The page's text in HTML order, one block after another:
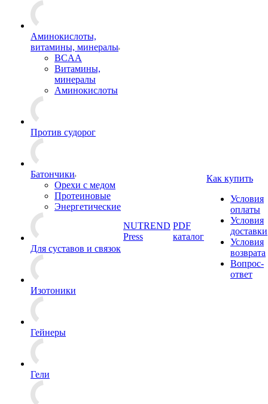
Аминокислоты,
витамины, минералы
BCAA
Витамины,
минералы
Аминокислоты
Против судорог
Батончики
Орехи с медом
Протеиновые
Энергетические
Для суставов и связок
Изотоники
Гейнеры
Гели
NUTREND
Press
PDF
каталог
Как купить
Условия
оплаты
Условия
доставки
Условия
возврата
Вопрос-
ответ